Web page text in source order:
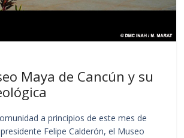
Maya de Cancún y su
a principios de este mes de
Felipe Calderón, el Museo